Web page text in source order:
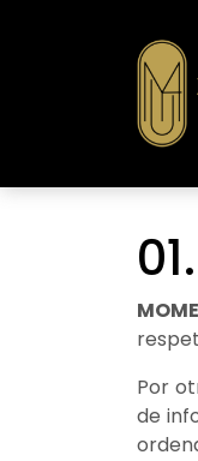
Por
de